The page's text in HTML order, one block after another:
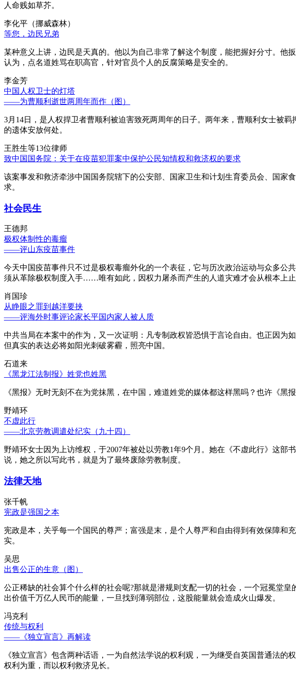
人命贱如草芥。
李化平（挪威森林）
等您，边民兄弟
某种意义上讲，边民是天真的。他以为自己非常了解这个制度，能把握好分寸。
认为，点名道姓骂在职高官，针对官员个人的反腐策略是安全的。
李金芳
中国人权卫士的灯塔
——为曹顺利逝世两周年而作（图）
3月14日，是人权捍卫者曹顺利被迫害致死两周年的日子。两年来，曹顺利女士被
的遗体安放何处。
王胜生等13位律师
致中国国务院：关于在疫苗犯罪案中保护公民知情权和救济权的要求
该案事发和救济牵涉中国国务院辖下的公安部、国家卫生和计划生育委员会、国
求。
社会民生
王德邦
极权体制性的毒瘤
——评山东疫苗事件
今天中国疫苗事件只不过是极权毒瘤外化的一个表征，它与历次政治运动与众多
须从革除极权制度入手……唯有如此，因权力屠杀而产生的人道灾难才会从根本上止
肖国珍
从睁眼之罪到越洋要挟
——评海外时事评论家长平国内家人被人质
中共当局在本案中的作为，又一次证明：凡专制政权皆恐惧于言论自由。也正因为
但真实的表达必将如阳光刺破雾霾，照亮中国。
石道来
《黑龙江法制报》姓党也姓黑
《黑报》无时无刻不在为党抹黑，在中国，难道姓党的媒体都这样黑吗？也许《黑
野靖环
不虚此行
——北京劳教调遣处纪实（九十四）
野靖环女士因为上访维权，于2007年被处以劳教1年9个月。她在《不虚此行》这
说，她之所以写此书，就是为了最终废除劳教制度。
法律天地
张千帆
宪政是强国之本
宪政是本，关乎每一个国民的尊严；富强是末，是个人尊严和自由得到有效保障
实。
吴思
出售公正的生意（图）
公正稀缺的社会算个什么样的社会呢?那就是潜规则支配一切的社会，一个冠冕堂
出价值千万亿人民币的能量，一旦找到薄弱部位，这股能量就会造成火山爆发。
冯克利
传统与权利
——《独立宣言》再解读
《独立宣言》包含两种话语，一为自然法学说的权利观，一为继受自英国普通法
权利为重，而以权利救济见长。